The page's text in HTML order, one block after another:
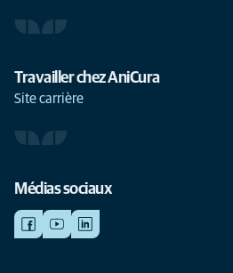
Travailler chez AniCura
Site carrière
Médias sociaux